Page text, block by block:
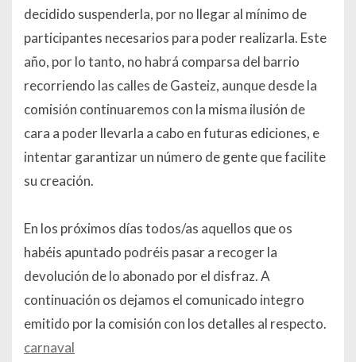
decidido suspenderla, por no llegar al mínimo de
participantes necesarios para poder realizarla. Este
año, por lo tanto, no habrá comparsa del barrio
recorriendo las calles de Gasteiz, aunque desde la
comisión continuaremos con la misma ilusión de
cara a poder llevarla a cabo en futuras ediciones, e
intentar garantizar un número de gente que facilite
su creación.
En los próximos días todos/as aquellos que os
habéis apuntado podréis pasar a recoger la
devolución de lo abonado por el disfraz. A
continuación os dejamos el comunicado integro
emitido por la comisión con los detalles al respecto.
carnaval